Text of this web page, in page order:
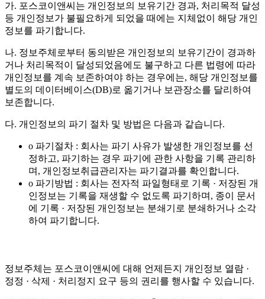
가. 포스코이앤씨는 개인정보의 보유기간 경과, 처리목적 달성
등 개인정보가 불필요하게 되었을 때에는 지체없이 해당 개인
정보를 파기합니다.
나. 정보주체로부터 동의받은 개인정보의 보유기간이 경과하
거나 처리목적이 달성되었음에도 불구하고 다른 법령에 따라
개인정보를 계속 보존하여야 하는 경우에는, 해당 개인정보를
별도의 데이터베이스(DB)로 옮기거나 보관장소를 달리하여
보존합니다.
다. 개인정보의 파기 절차 및 방법은 다음과 같습니다.
o 파기절차 : 회사는 파기 사유가 발생한 개인정보를 선
정하고, 파기하는 경우 파기에 관한 사항을 기록 관리하
며, 개인정보취급관리자는 파기결과를 확인합니다.
o 파기방법 : 회사는 전자적 파일형태로 기록 · 저장된 개
인정보는 기록을 재생할 수 없도록 파기하며, 종이 문서
에 기록 · 저장된 개인정보는 분쇄기로 분쇄하거나 소각
하여 파기합니다.
정보주체는 포스코이앤씨에 대해 언제든지 개인정보 열람 ·
정정 · 삭제 · 처리정지 요구 등의 권리를 행사할 수 있습니다.